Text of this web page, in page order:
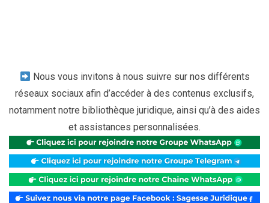
Nous vous invitons à nous suivre sur nos différents
réseaux sociaux afin d’accéder à des contenus exclusifs,
notamment notre bibliothèque juridique, ainsi qu’à des aides
et assistances personnalisées.